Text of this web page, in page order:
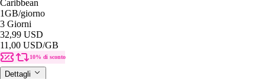
Caribbean
1GB/giorno
3 Giorni
32,99 USD
11,00 USD/GB
10% di sconto
Dettagli